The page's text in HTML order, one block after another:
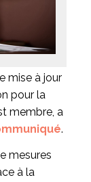
mise à jour
pour la
membre, a
.
mesures
à la